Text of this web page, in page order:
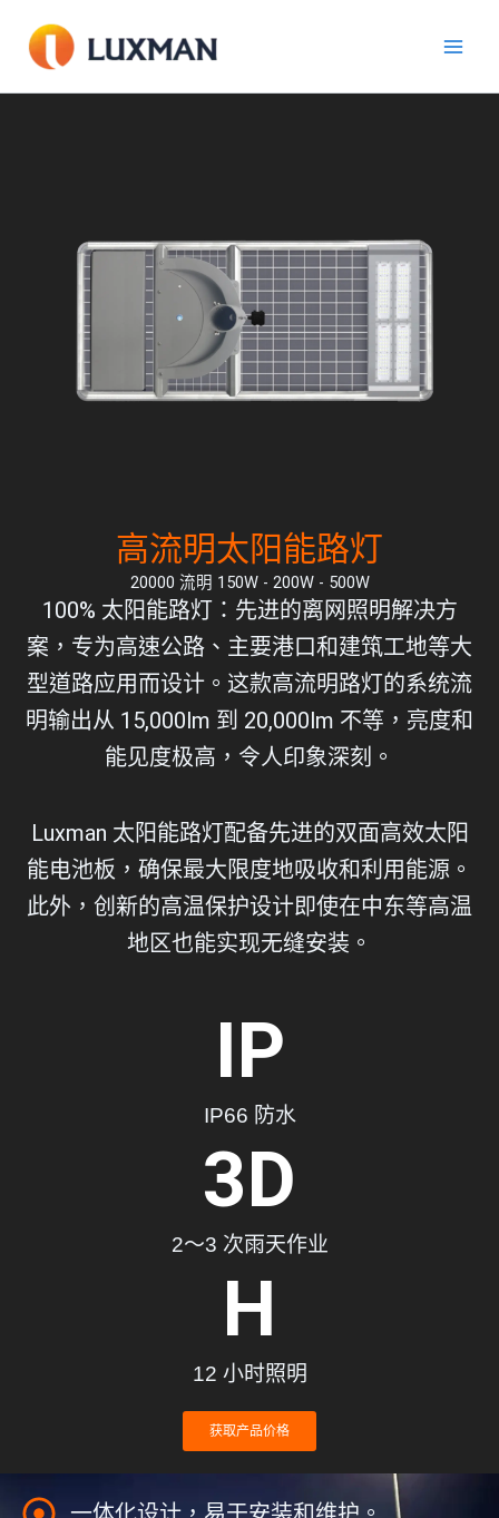
容
高流明太阳能路灯
20000 流明 150W - 200W - 500W
100% 太阳能路灯：先进的离网照明解决方
案，专为高速公路、主要港口和建筑工地等大
型道路应用而设计。这款高流明路灯的系统流
明输出从 15,000lm 到 20,000lm 不等，亮度和
能见度极高，令人印象深刻。
Luxman 太阳能路灯配备先进的双面高效太阳
能电池板，确保最大限度地吸收和利用能源。
此外，创新的高温保护设计即使在中东等高温
地区也能实现无缝安装。
IP66 防水
IP
2～3 次雨天作业
3D
12 小时照明
H
获取产品价格